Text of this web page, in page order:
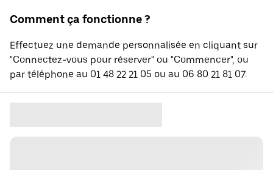
Comment ça fonctionne ?
Effectuez une demande personnalisée en cliquant sur
"Connectez-vous pour réserver" ou "Commencer", ou
par téléphone au 01 48 22 21 05 ou au 06 80 21 81 07.